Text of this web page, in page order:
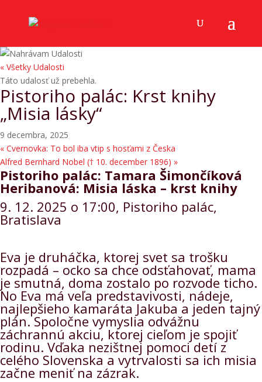
« Všetky Udalosti
Táto udalosť už prebehla.
Pistoriho palác: Krst knihy
„Misia lásky“
9 decembra, 2025
« Cvernovka: To bol iba vtip s hosťami z Česka
Alfred Bernhard Nobel († 10. december 1896) »
Pistoriho palác: Tamara Šimončíková
Heribanová: Misia láska – krst knihy
9. 12. 2025 o 17:00, Pistoriho palác,
Bratislava
Eva je druháčka, ktorej svet sa trošku
rozpadá – ocko sa chce odsťahovať, mama
je smutná, doma zostalo po rozvode ticho.
No Eva má veľa predstavivosti, nádeje,
najlepšieho kamaráta Jakuba a jeden tajný
plán. Spoločne vymyslia odvážnu
záchrannú akciu, ktorej cieľom je spojiť
rodinu. Vďaka nezištnej pomoci detí z
celého Slovenska a vytrvalosti sa ich misia
začne meniť na zázrak.